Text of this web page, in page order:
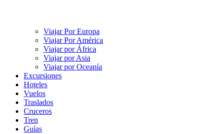
Viajar Por Europa
Viajar Por América
Viajar por África
Viajar por Asia
Viajar por Oceanía
Excursiones
Hoteles
Vuelos
Traslados
Cruceros
Tren
Guías